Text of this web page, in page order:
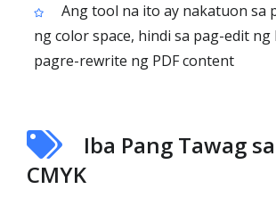
Ang tool na ito ay nakatuon sa
ng color space, hindi sa pag-edit ng
pagre-rewrite ng PDF content
Iba Pang Tawag
CMYK